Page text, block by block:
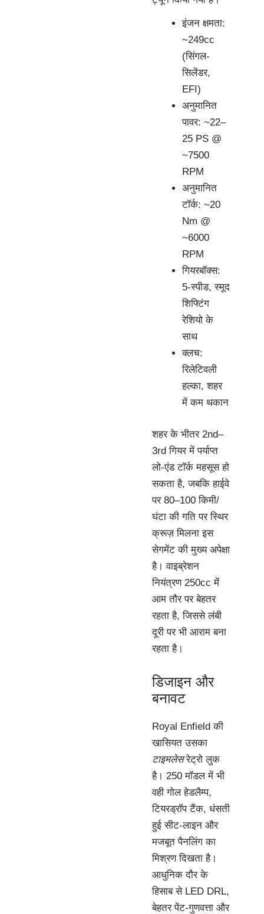
इंजन क्षमता:
~249cc
(सिंगल-
सिलेंडर,
EFI)
अनुमानित
पावर: ~22–
25 PS @
~7500
RPM
अनुमानित
टॉर्क: ~20
Nm @
~6000
RPM
गियरबॉक्स:
5-स्पीड, स्मूद
शिफ्टिंग
रेशियो के
साथ
क्लच:
रिलेटिवली
हल्का, शहर
में कम थकान
शहर के भीतर 2nd–
3rd गियर में पर्याप्त
लो-एंड टॉर्क महसूस हो
सकता है, जबकि हाईवे
पर 80–100 किमी/
घंटा की गति पर स्थिर
क्रूज़ मिलना इस
सेगमेंट की मुख्य अपेक्षा
है। वाइब्रेशन
नियंत्रण 250cc में
आम तौर पर बेहतर
रहता है, जिससे लंबी
दूरी पर भी आराम बना
रहता है।
डिजाइन और
बनावट
Royal Enfield की
खासियत उसका
टाइमलेसरेट्रो लुक
है। 250 मॉडल में भी
वही गोल हेडलैम्प,
टियरड्रॉप टैंक, धंसती
हुई सीट-लाइन और
मजबूत पैनलिंग का
मिश्रण दिखता है।
आधुनिक दौर के
हिसाब से LED DRL,
बेहतर पेंट-गुणवत्ता और